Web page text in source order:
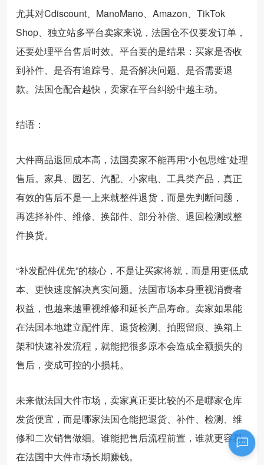
尤其对Cdiscount、ManoMano、Amazon、TikTok
Shop、独立站多平台卖家来说，法国仓不仅要发订单，
还要处理平台售后时效。平台要的是结果：买家是否收
到补件、是否有追踪号、是否解决问题、是否需要退
款。法国仓配合越快，卖家在平台纠纷中越主动。
结语：
大件商品退回成本高，法国卖家不能再用“小包思维”处理
售后。家具、园艺、汽配、小家电、工具类产品，真正
有效的售后不是一上来就整件退货，而是先判断问题，
再选择补件、维修、换部件、部分补偿、退回检测或整
件换货。
“补发配件优先”的核心，不是让买家将就，而是用更低成
本、更快速度解决真实问题。法国市场本身重视消费者
权益，也越来越重视维修和延长产品寿命。卖家如果能
在法国本地建立配件库、退货检测、拍照留痕、换箱上
架和快速补发流程，就能把很多原本会造成全额损失的
售后，变成可控的小损耗。
未来做法国大件市场，卖家真正要比较的不是哪家仓库
发货便宜，而是哪家法国仓能把退货、补件、检测、维
修和二次销售做细。谁能把售后流程前置，谁就更容易
在法国中大件市场长期赚钱。